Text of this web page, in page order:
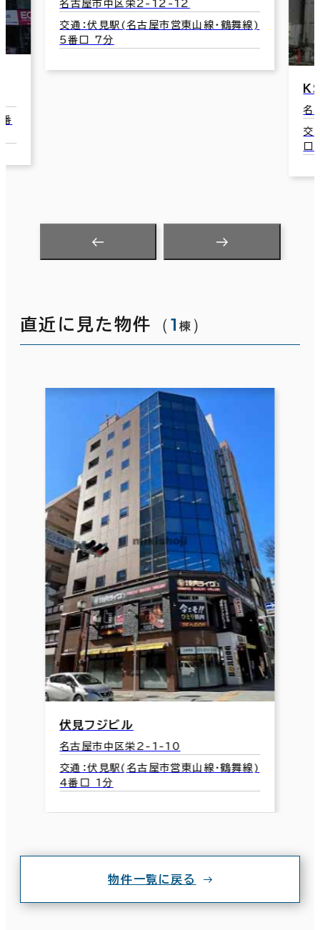
)
名
交
8
直近に見た物件 （1 棟 ）
伏見フジビル
名古屋市中区栄2-1-10
交通：伏見駅(名古屋市営東山線･鶴舞線)
4番口 1分
物件一覧に戻る